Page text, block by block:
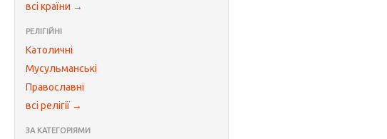
всі країни →
РЕЛІГІЙНІ
Католичні
Мусульманські
Православні
всі релігії →
ЗА КАТЕГОРІЯМИ